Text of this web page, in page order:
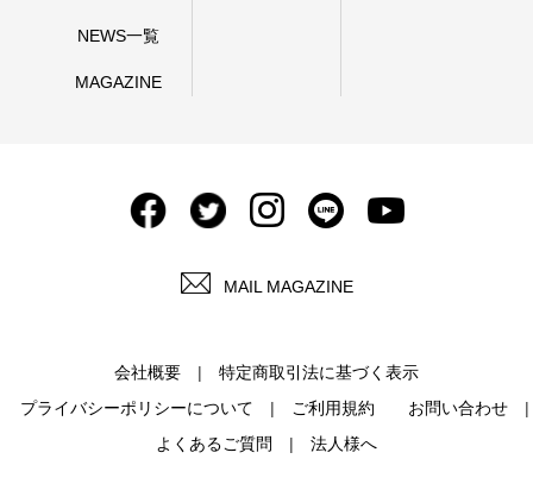
NEWS一覧
MAGAZINE
MAIL MAGAZINE
会社概要
特定商取引法に基づく表示
プライバシーポリシーについて
ご利用規約
お問い合わせ
よくあるご質問
法人様へ